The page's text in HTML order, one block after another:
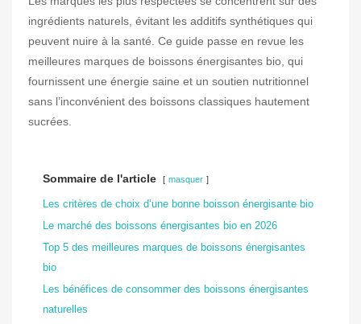
ingrédients naturels, évitant les additifs synthétiques qui
peuvent nuire à la santé. Ce guide passe en revue les
meilleures marques de boissons énergisantes bio, qui
fournissent une énergie saine et un soutien nutritionnel
sans l’inconvénient des boissons classiques hautement
sucrées.
Sommaire de l'article masquer
Les critères de choix d’une bonne boisson énergisante bio
Le marché des boissons énergisantes bio en 2026
Top 5 des meilleures marques de boissons énergisantes
bio
Les bénéfices de consommer des boissons énergisantes
naturelles